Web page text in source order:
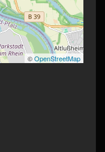
©OpenStreetMap